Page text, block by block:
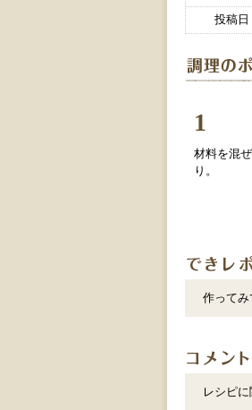
投稿日
1
材料を混
り。
作ってみ
レシピ